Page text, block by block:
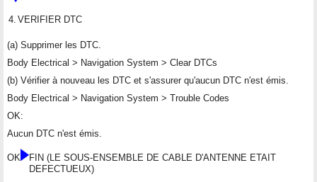
4. VERIFIER DTC
(a) Supprimer les DTC.
Body Electrical > Navigation System > Clear DTCs
(b) Vérifier à nouveau les DTC et s'assurer qu'aucun DTC n'est émis.
Body Electrical > Navigation System > Trouble Codes
OK:
Aucun DTC n'est émis.
OK
FIN (LE SOUS-ENSEMBLE DE CABLE D'ANTENNE ETAIT
DEFECTUEUX)